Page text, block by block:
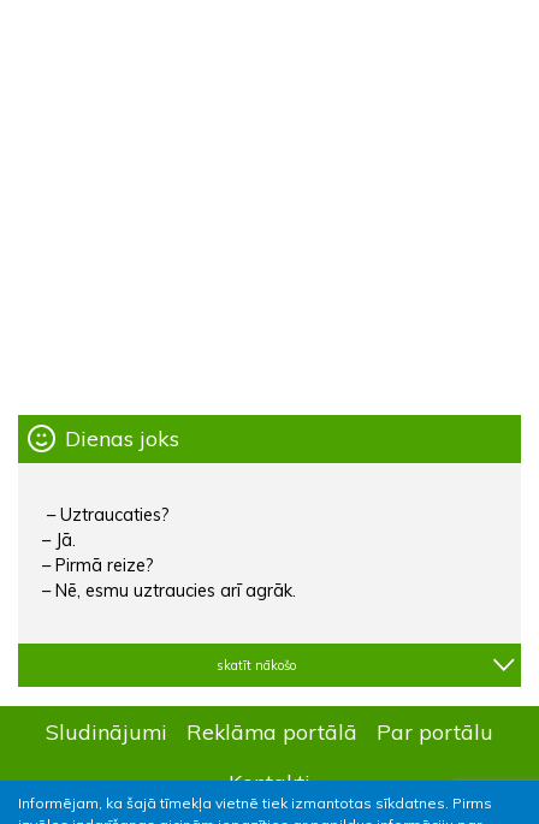
Informējam, ka šajā tīmekļa vietnē tiek izmantotas sīkdatnes. Pirms
Dienas joks
– Uztraucaties?
– Jā.
– Pirmā reize?
– Nē, esmu uztraucies arī agrāk.
skatīt nākošo
Sludinājumi Reklāma portālā
Par portālu
Kontakti